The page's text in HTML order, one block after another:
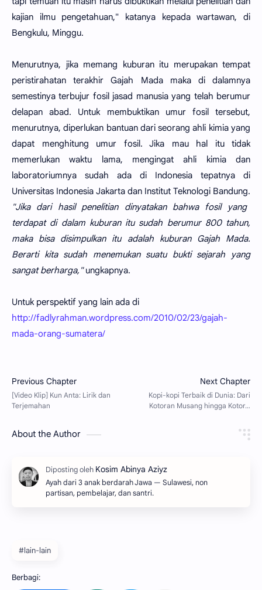
kajian ilmu pengetahuan," katanya kepada wartawan, di
Bengkulu, Minggu.
Menurutnya, jika memang kuburan itu merupakan tempat
peristirahatan terakhir Gajah Mada maka di dalamnya
semestinya terbujur fosil jasad manusia yang telah berumur
delapan abad. Untuk membuktikan umur fosil tersebut,
menurutnya, diperlukan bantuan dari seorang ahli kimia yang
dapat menghitung umur fosil. Jika mau hal itu tidak
memerlukan waktu lama, mengingat ahli kimia dan
laboratoriumnya sudah ada di Indonesia tepatnya di
Universitas Indonesia Jakarta dan Institut Teknologi Bandung.
"Jika dari hasil penelitian dinyatakan bahwa fosil yang
terdapat di dalam kuburan itu sudah berumur 800 tahun,
maka bisa disimpulkan itu adalah kuburan Gajah Mada.
Berarti kita sudah menemukan suatu bukti sejarah yang
sangat berharga,"ungkapnya.
Untuk perspektif yang lain ada di
http://fadlyrahman.wordpress.com/2010/02/23/gajah-
mada-orang-sumatera/
About the Author
Ayah dari 3 anak berdarah Jawa — Sulawesi, non
partisan, pembelajar, dan santri.
#lain-lain